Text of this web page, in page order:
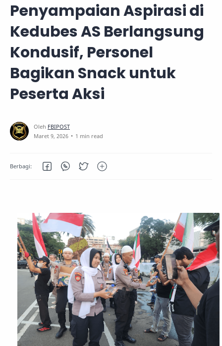
Penyampaian Aspirasi di
Kedubes AS Berlangsung
Kondusif, Personel
Bagikan Snack untuk
Peserta Aksi
1 min read